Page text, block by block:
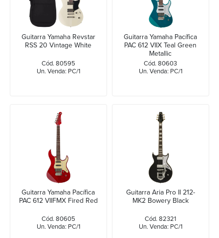
Guitarra Yamaha Revstar
RSS 20 Vintage White
Cód. 80595
Un. Venda: PC/1
Guitarra Yamaha Pacífica
PAC 612 VIIX Teal Green
Metallic
Cód. 80603
Un. Venda: PC/1
Guitarra Yamaha Pacífica
PAC 612 VIIFMX Fired Red
Cód. 80605
Un. Venda: PC/1
Guitarra Aria Pro II 212-
MK2 Bowery Black
Cód. 82321
Un. Venda: PC/1